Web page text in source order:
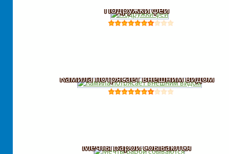
Подружки феи
Камила потрясает внешним видом
Мечты Барби сбываются